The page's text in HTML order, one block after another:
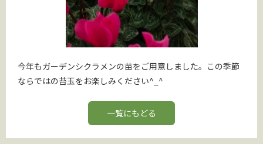
今年もガーデンシクラメンの苗をご用意しました。この季節
ならではの苔玉をお楽しみください^_^
一覧にもどる